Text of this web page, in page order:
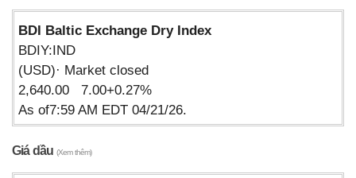
BDI Baltic Exchange Dry Index
BDIY:IND
(USD)· Market closed
2,640.00 7.00+0.27%
As of7:59 AM EDT 04/21/26.
Giá dầu (Xem thêm)